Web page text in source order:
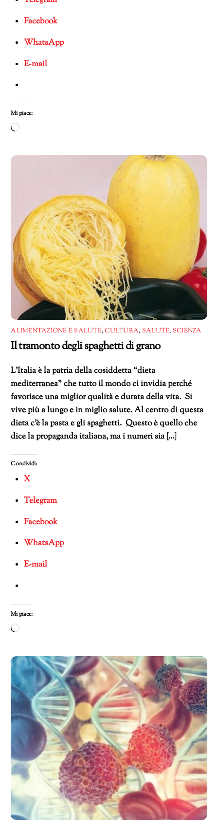
Facebook
WhatsApp
E-mail
Mi piace:
Caricamento
corso…
ALIMENTAZIONE E SALUTE,CULTURA, SALUTE, SCIENZA
Il tramonto degli spaghetti di grano
L’Italia è la patria della cosiddetta “dieta
mediterranea” che tutto il mondo ci invidia perché
favorisce una miglior qualità e durata della vita. Si
vive più a lungo e in miglio salute. Al centro di questa
dieta c’è la pasta e gli spaghetti. Questo è quello che
dice la propaganda italiana, ma i numeri sia […]
Condividi:
X
Telegram
Facebook
WhatsApp
E-mail
Mi piace:
Caricamento
corso…